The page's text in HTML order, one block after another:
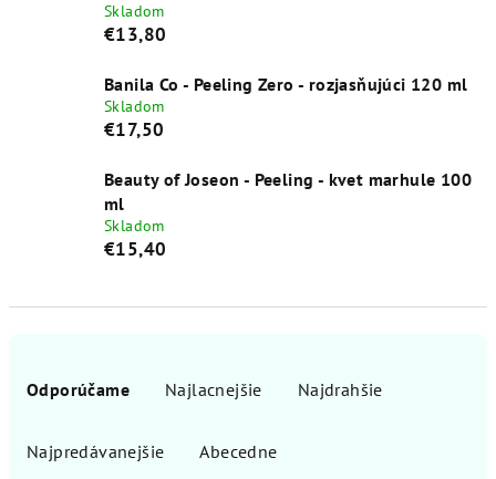
Skladom
€13,80
Banila Co - Peeling Zero - rozjasňujúci 120 ml
Skladom
€17,50
Beauty of Joseon - Peeling - kvet marhule 100
ml
Skladom
€15,40
Odporúčame Najlacnejšie Najdrahšie
Najpredávanejšie Abecedne